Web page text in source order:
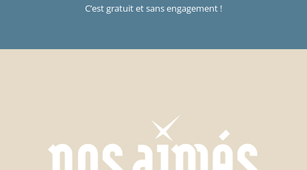
C’est gratuit et sans engagement !